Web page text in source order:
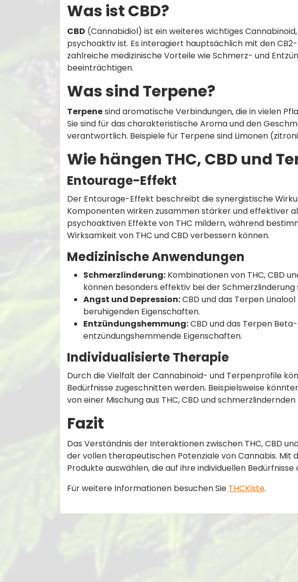
Was ist CBD?
CBD (Cannabidiol) ist ein weiteres wichtiges
psychoaktiv ist. Es interagiert hauptsächlich mit den
zahlreiche medizinische Vorteile wie Schmerz- und
beeinträchtigen.
Was sind Terpene?
Terpenesind aromatische Verbindungen, die in vielen
Sie sind für das charakteristische Aroma und den
verantwortlich. Beispiele für Terpene sind Limonen
Wie hängen THC, CBD und
Entourage-Effekt
Der Entourage-Effekt beschreibt die synergistische
Komponenten wirken zusammen stärker und effektiver
psychoaktiven Effekte von THC mildern, während
Wirksamkeit von THC und CBD verbessern können.
Medizinische Anwendungen
Schmerzlinderung: Kombinationen von THC, CBD
können besonders effektiv bei der Schmerzlinderung
Angst und Depression:CBD und das Terpen
beruhigenden Eigenschaften.
Entzündungshemmung:CBD und das Terpen
entzündungshemmende Eigenschaften.
Individualisierte Therapie
Durch die Vielfalt der Cannabinoid- und Terpenprofile
Bedürfnisse zugeschnitten werden. Beispielsweise
von einer Mischung aus THC, CBD und
Fazit
Das Verständnis der Interaktionen zwischen THC, CBD
der vollen therapeutischen Potenziale von Cannabis. Mit
Produkte auswählen, die auf ihre individuellen
Für weitere Informationen besuchen Sie THCKiste.